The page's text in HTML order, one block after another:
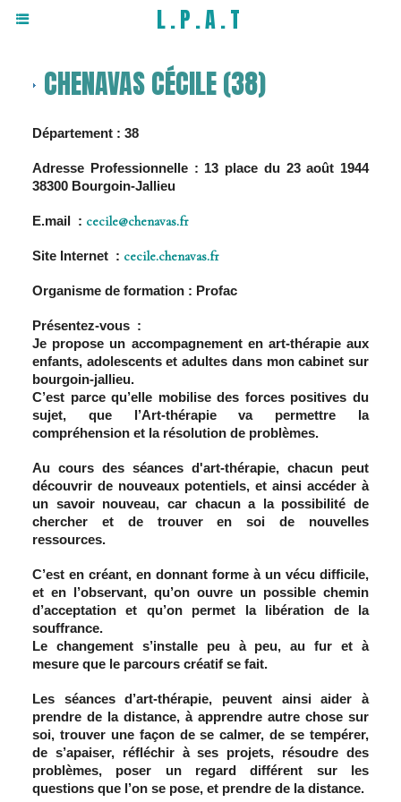
L.P.A.T
CHENAVAS CÉCILE (38)
Département : 38
Adresse Professionnelle : 13 place du 23 août 1944
38300 Bourgoin-Jallieu
E.mail : cecile@chenavas.fr
Site Internet : cecile.chenavas.fr
Organisme de formation : Profac
Présentez-vous :
Je propose un accompagnement en art-thérapie aux
enfants, adolescents et adultes dans mon cabinet sur
bourgoin-jallieu.
C’est parce qu’elle mobilise des forces positives du
sujet, que l’Art-thérapie va permettre la
compréhension et la résolution de problèmes.
Au cours des séances d'art-thérapie, chacun peut
découvrir de nouveaux potentiels, et ainsi accéder à
un savoir nouveau, car chacun a la possibilité de
chercher et de trouver en soi de nouvelles
ressources.
C’est en créant, en donnant forme à un vécu difficile,
et en l’observant, qu’on ouvre un possible chemin
d’acceptation et qu’on permet la libération de la
souffrance.
Le changement s’installe peu à peu, au fur et à
mesure que le parcours créatif se fait.
Les séances d’art-thérapie, peuvent ainsi aider à
prendre de la distance, à apprendre autre chose sur
soi, trouver une façon de se calmer, de se tempérer,
de s’apaiser, réfléchir à ses projets, résoudre des
problèmes, poser un regard différent sur les
questions que l’on se pose, et prendre de la distance.